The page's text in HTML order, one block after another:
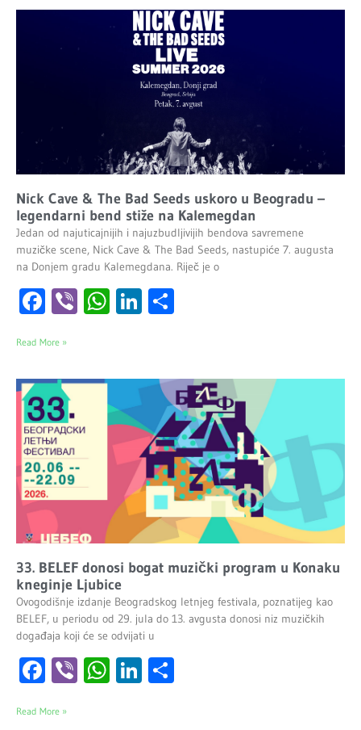
Nick Cave & The Bad Seeds uskoro u Beogradu –
legendarni bend stiže na Kalemegdan
Jedan od najuticajnijih i najuzbudljivijih bendova savremene
muzičke scene, Nick Cave & The Bad Seeds, nastupiće 7. augusta
na Donjem gradu Kalemegdana. Riječ je o
Facebook
ViberWhatsApp
LinkedIn
Read More »
33. BELEF donosi bogat muzički program u Konaku
kneginje Ljubice
Ovogodišnje izdanje Beogradskog letnjeg festivala, poznatijeg kao
BELEF, u periodu od 29. jula do 13. avgusta donosi niz muzičkih
događaja koji će se odvijati u
Facebook
ViberWhatsApp
LinkedIn
Read More »